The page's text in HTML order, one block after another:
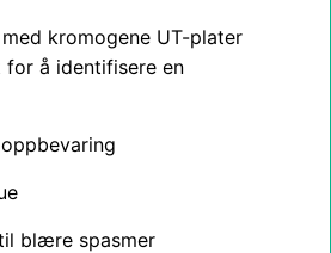
kromogene UT-plater
å identifisere en
blære spasmer